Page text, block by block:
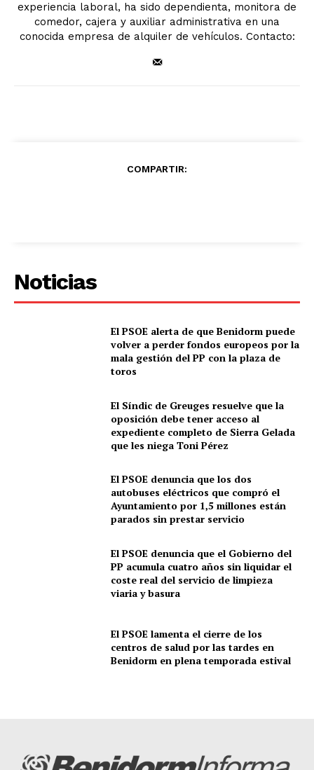
experiencia laboral, ha sido dependienta, monitora de
comedor, cajera y auxiliar administrativa en una
conocida empresa de alquiler de vehículos. Contacto:
COMPARTIR:
Noticias
El PSOE alerta de que Benidorm puede
volver a perder fondos europeos por la
mala gestión del PP con la plaza de
toros
El Síndic de Greuges resuelve que la
oposición debe tener acceso al
expediente completo de Sierra Gelada
que les niega Toni Pérez
El PSOE denuncia que los dos
autobuses eléctricos que compró el
Ayuntamiento por 1,5 millones están
parados sin prestar servicio
El PSOE denuncia que el Gobierno del
PP acumula cuatro años sin liquidar el
coste real del servicio de limpieza
viaria y basura
El PSOE lamenta el cierre de los
centros de salud por las tardes en
Benidorm en plena temporada estival